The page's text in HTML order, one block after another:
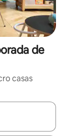
de
casas
explore-os